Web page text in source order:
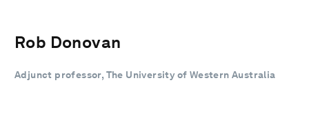
Rob Donovan
Adjunct professor, The University of Western Australia